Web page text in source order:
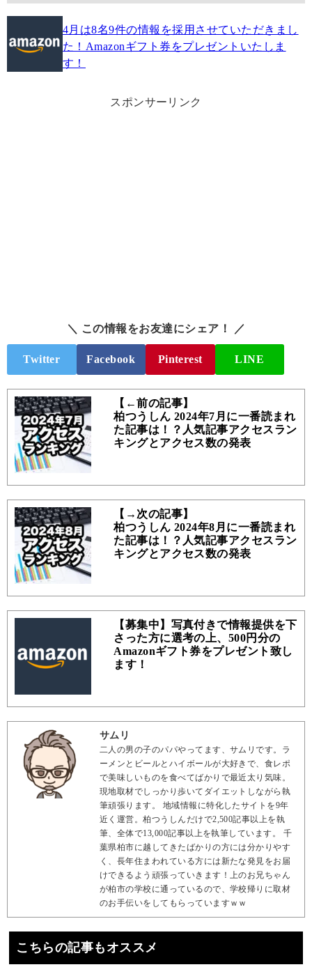
4月は8名9件の情報を採用させていただきまし
た！Amazonギフト券をプレゼントいたしま
す！
スポンサーリンク
＼ この情報をお友達にシェア！ ／
Twitter Facebook Pinterest LINE
【←前の記事】
柏つうしん 2024年7月に一番読まれ
た記事は！？人気記事アクセスラン
キングとアクセス数の発表
【→次の記事】
柏つうしん 2024年8月に一番読まれ
た記事は！？人気記事アクセスラン
キングとアクセス数の発表
【募集中】写真付きで情報提供を下
さった方に選考の上、500円分の
Amazonギフト券をプレゼント致し
ます！
サムリ
二人の男の子のパパやってます、サムリです。ラ
ーメンとビールとハイボールが大好きで、食レポ
で美味しいものを食べてばかりで最近太り気味。
現地取材でしっかり歩いてダイエットしながら執
筆頑張ります。 地域情報に特化したサイトを9年
近く運営。柏つうしんだけで2,500記事以上を執
筆、全体で13,000記事以上を執筆しています。 千
葉県柏市に越してきたばかりの方には分かりやす
く、長年住まわれている方には新たな発見をお届
けできるよう頑張っていきます！上のお兄ちゃん
が柏市の学校に通っているので、学校帰りに取材
のお手伝いをしてもらっていますｗｗ
こちらの記事もオススメ